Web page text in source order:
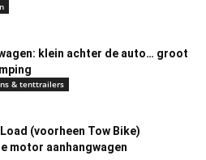
klein achter de auto… groot
& tenttrailers
Load (voorheen Tow Bike)
motor aanhangwagen